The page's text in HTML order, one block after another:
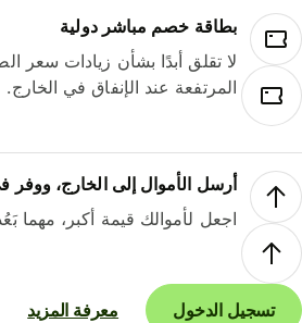
بطاقة خصم مباشر دولية
لا تقلق أبدًا بشأن زيادات سعر
المرتفعة عند الإنفاق في الخارج.
أرسل الأموال إلى الخارج، ووفر
اجعل لأموالك قيمة أكبر، مهما
تسجيل الدخول معرفة المزيد